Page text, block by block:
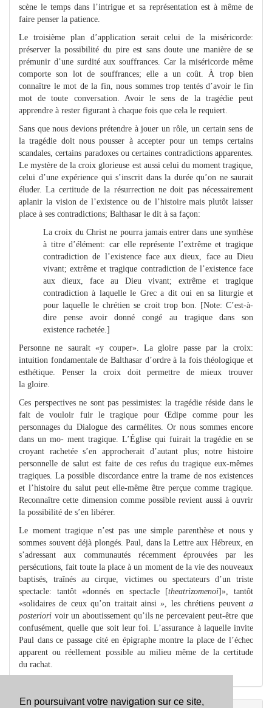
En poursuivant votre navigation sur ce site,
scène le temps dans l’intrigue et sa représentation est à même de
faire penser la patience.
Le troisième plan d’application serait celui de la miséricorde:
préserver la possibilité du pire est sans doute une manière de se
prémunir d’une surdité aux souffrances. Car la miséricorde même
comporte son lot de souffrances; elle a un coût. À trop bien
connaître le mot de la fin, nous sommes trop tentés d’avoir le fin
mot de toute conversation. Avoir le sens de la tragédie peut
apprendre à rester figurant à chaque fois que cela le requiert.
Sans que nous devions prétendre à jouer un rôle, un certain sens de
la tragédie doit nous pousser à accepter pour un temps certains
scandales, certains paradoxes ou certaines contradictions apparentes.
Le mystère de la croix glorieuse est aussi celui du moment tragique,
celui d’une expérience qui s’inscrit dans la durée qu’on ne saurait
éluder. La certitude de la résurrection ne doit pas nécessairement
aplanir la vision de l’existence ou de l’histoire mais plutôt laisser
place à ses contradictions; Balthasar le dit à sa façon:
La croix du Christ ne pourra jamais entrer dans une synthèse
à titre d’élément: car elle représente l’extrême et tragique
contradiction de l’existence face aux dieux, face au Dieu
vivant; extrême et tragique contradiction de l’existence face
aux dieux, face au Dieu vivant; extrême et tragique
contradiction à laquelle le Grec a dit oui en sa liturgie et
pour laquelle le chrétien se croit trop bon. [Note: C’est-à-
dire pense avoir donné congé au tragique dans son
existence rachetée.]
Personne ne saurait «y couper». La gloire passe par la croix:
intuition fondamentale de Balthasar d’ordre à la fois théologique et
esthétique. Penser la croix doit permettre de mieux trouver
la gloire.
Ces perspectives ne sont pas pessimistes: la tragédie réside dans le
fait de vouloir fuir le tragique pour Œdipe comme pour les
personnages du Dialogue des carmélites. Or nous sommes encore
dans un mo- ment tragique. L’Église qui fuirait la tragédie en se
croyant rachetée s’en approcherait d’autant plus; notre histoire
personnelle de salut est faite de ces refus du tragique eux-mêmes
tragiques. La possible discordance entre la trame de nos existences
et l’histoire du salut peut elle-même être perçue comme tragique.
Reconnaître cette dimension comme possible revient aussi à ouvrir
la possibilité de s’en libérer.
Le moment tragique n’est pas une simple parenthèse et nous y
sommes souvent déjà plongés. Paul, dans la Lettre aux Hébreux, en
s’adressant aux communautés récemment éprouvées par les
persécutions, fait toute la place à un moment de la vie des nouveaux
baptisés, traînés au cirque, victimes ou spectateurs d’un triste
spectacle: tantôt «donnés en spectacle [theatrizomenoi]», tantôt
«solidaires de ceux qu’on traitait ainsi », les chrétiens peuvent a
posteriori voir un aboutissement qu’ils ne percevaient peut-être que
confusément, quelle que soit leur foi. L’assurance à laquelle invite
Paul dans ce passage cité en épigraphe montre la place de l’échec
apparent ou réellement possible au milieu même de la certitude
du rachat.